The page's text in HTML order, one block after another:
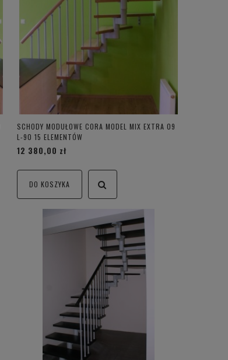
SCHODY MODUŁOWE CORA MODEL MIX EXTRA 09
L-90 15 ELEMENTÓW
12 380,00 zł
DO KOSZYKA